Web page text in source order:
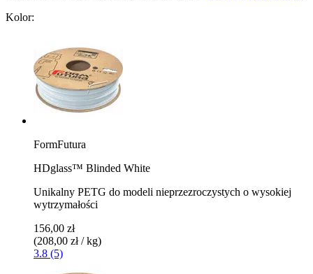
Kolor:
FormFutura
HDglass™ Blinded White
Unikalny PETG do modeli nieprzezroczystych o wysokiej
wytrzymałości
156,00 zł
(208,00 zł / kg)
3.8 (5)